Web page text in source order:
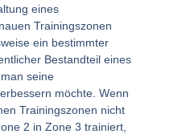
eines
Trainingszonen
ein bestimmter
Bestandteil eines
seine
möchte. Wenn
Trainingszonen nicht
2 in Zone 3 trainiert,